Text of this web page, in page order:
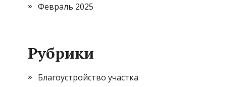
Февраль 2025
Рубрики
Благоустройство участка